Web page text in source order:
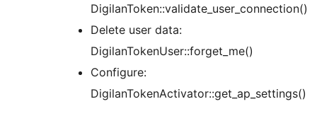
DigilanToken::validate_user_connection()
Delete user data:
DigilanTokenUser::forget_me()
Configure:
DigilanTokenActivator::get_ap_settings()